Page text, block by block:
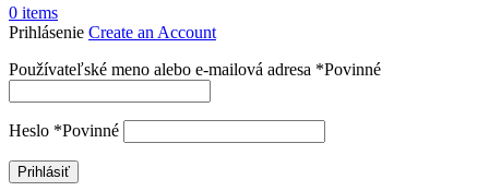
0 items
Prihlásenie Create an Account
Používateľské meno alebo e-mailová adresa *Povinné
Heslo *Povinné
Prihlásiť